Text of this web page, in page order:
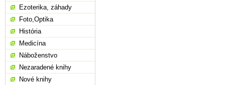
Ezoterika, záhady
Foto,Optika
História
Medicína
Náboženstvo
Nezaradené knihy
Nové knihy